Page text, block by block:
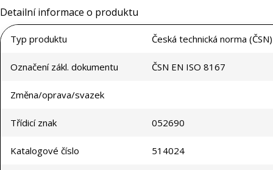
Detailní informace o produktu
Typ produktu Česká technická norma (ČSN)
Označení zákl. dokumentu ČSN EN ISO 8167
Změna/oprava/svazek
Třídicí znak 052690
Katalogové číslo 514024